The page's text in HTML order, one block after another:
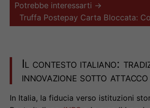
Potrebbe interessarti →
Truffa Postepay Carta Bloccata:
Il contesto italiano:
innovazione sotto attacco
In Italia, la fiducia verso istituzioni